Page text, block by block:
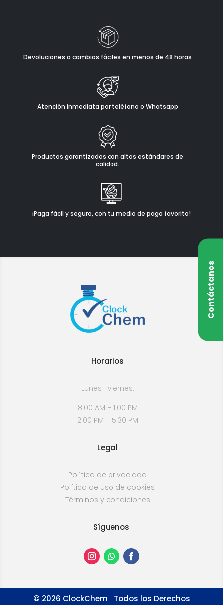
Devoluciones o cambios fáciles en menos de 48 horas
Atención inmediata por teléfono o Whatsapp
Productos garantizados con altos estándares de
calidad.
¡Paga fácil y seguro, con tu medio de pago favorito!
Contáctanos
Horarios
Lunes- Viernes:
8:00 AM – 1:00 PM
2:00 PM – 5:30 PM
Legal
Política de privacidad
Política de uso de cookies
Términos y condiciones
Síguenos
© 2026 ClockChem | Todos los Derechos